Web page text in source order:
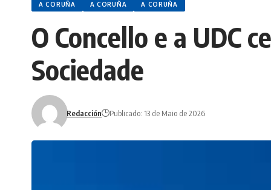
A CORUÑA A CORUÑA A CORUÑA
O Concello e a UDC
Sociedade
Redacción Publicado: 13 de Maio de 2026